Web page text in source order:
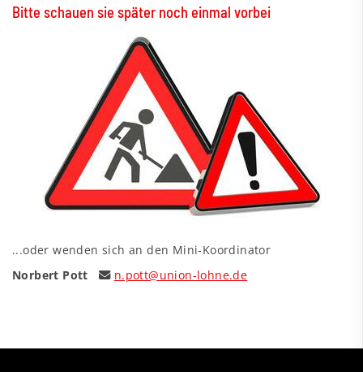
Bitte schauen sie später noch einmal vorbei
...oder wenden sich an den Mini-Koordinator
Norbert Pott
n.pott@union-lohne.de